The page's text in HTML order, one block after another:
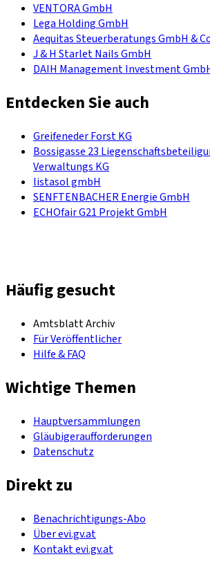
VENTORA GmbH
Lega Holding GmbH
Aequitas Steuerberatungs GmbH &
J & H Starlet Nails GmbH
DAIH Management Investment
Entdecken Sie auch
Greifeneder Forst KG
Bossigasse 23
Verwaltungs KG
listasol gmbH
SENFTENBACHER Energie GmbH
ECHOfair G21 Projekt GmbH
Häufig gesucht
Amtsblatt Archiv
Für Veröffentlicher
Hilfe & FAQ
Wichtige Themen
Hauptversammlungen
Gläubigeraufforderungen
Datenschutz
Direkt zu
Benachrichtigungs-Abo
Über evi.gv.at
Kontakt evi.gv.at